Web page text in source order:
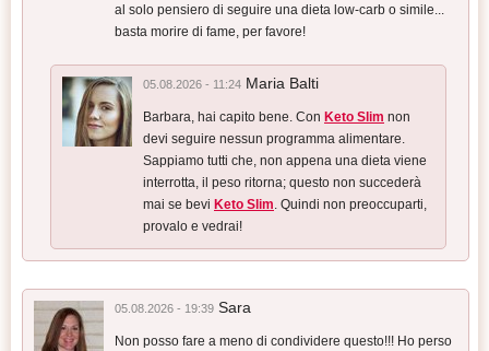
al solo pensiero di seguire una dieta low-carb o simile...
basta morire di fame, per favore!
05.08.2026 - 11:24 Maria Balti
Barbara, hai capito bene. Con Keto Slim non
devi seguire nessun programma alimentare.
Sappiamo tutti che, non appena una dieta viene
interrotta, il peso ritorna; questo non succederà
mai se bevi Keto Slim. Quindi non preoccuparti,
provalo e vedrai!
05.08.2026 - 19:39 Sara
Non posso fare a meno di condividere questo!!! Ho perso